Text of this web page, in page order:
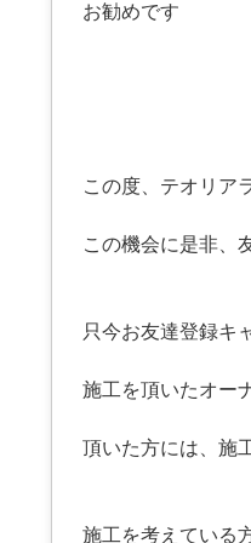
お勧めです
この度、テオリア
この機会に是非、
只今お友達登録キ
施工を頂いたオー
頂いた方には、施
施工を考えている